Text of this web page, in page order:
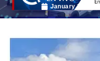
January 30, 2025